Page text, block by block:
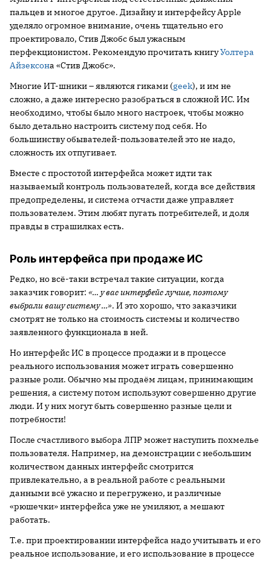
пальцев и многое другое. Дизайну и интерфейсу Apple
уделяло огромное внимание, очень тщательно его
проектировало, Стив Джобс был ужасным
перфекционистом. Рекомендую прочитать книгуУолтера
Айзексона «Стив Джобс».
Многие ИТ-шники – являются гиками (geek), и им не
сложно, а даже интересно разобраться в сложной ИС. Им
необходимо, чтобы было много настроек, чтобы можно
было детально настроить систему под себя. Но
большинству обывателей-пользователей это не надо,
сложность их отпугивает.
Вместе с простотой интерфейса может идти так
называемый контроль пользователей, когда все действия
предопределены, и система отчасти даже управляет
пользователем. Этим любят пугать потребителей, и доля
правды в страшилках есть.
Роль интерфейса при продаже ИС
Редко, но всё-таки встречал такие ситуации, когда
заказчик говорит: «… у вас интерфейс лучше, поэтому
выбрали вашу систему …». И это хорошо, что заказчики
смотрят не только на стоимость системы и количество
заявленного функционала в ней.
Но интерфейс ИС в процессе продажи и в процессе
реального использования может играть совершенно
разные роли. Обычно мы продаём лицам, принимающим
решения, а систему потом используют совершенно другие
люди. И у них могут быть совершенно разные цели и
потребности!
После счастливого выбора ЛПР может наступить похмелье
пользователя. Например, на демонстрации с небольшим
количеством данных интерфейс смотрится
привлекательно, а в реальной работе с реальными
данными всё ужасно и перегружено, и различные
«рюшечки» интерфейса уже не умиляют, а мешают
работать.
Т.е. при проектировании интерфейса надо учитывать и его
реальное использование, и его использование в процессе